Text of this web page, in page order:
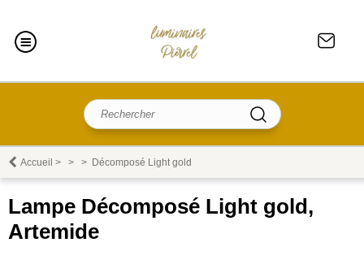
Accueil > > > Décomposé Light gold
Lampe Décomposé Light gold,
Artemide